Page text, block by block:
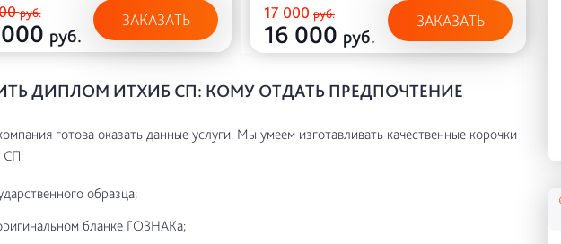
руб.
руб.
ЗАКАЗАТЬ 17 000руб.
16 000 руб.
ЗАКАЗАТЬ
ДИПЛОМ ИТХИБ СП: КОМУ ОТДАТЬ ПРЕДПОЧТЕНИЕ
готова оказать данные услуги. Мы умеем изготавливать качественные корочки
СП:
образца;
бланке ГОЗНАКа;